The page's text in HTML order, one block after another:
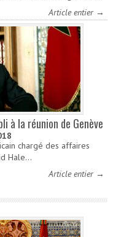
Article entier →
à la réunion de Genève
chargé des affaires
Hale…
Article entier →